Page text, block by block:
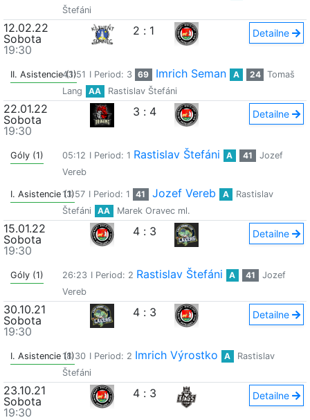
Štefáni
12.02.22
Sobota
19:30
2 : 1 Detailne
II. Asistencie (1)
43:51 I Period: 3 69 Imrich Seman A 24
Tomaš
Lang
AA Rastislav Štefáni
22.01.22
Sobota
19:30
3 : 4 Detailne
Góly (1) 05:12 I Period: 1 Rastislav Štefáni A 41
Jozef
Vereb
I. Asistencie (1)13:57 I Period: 1 41 Jozef Vereb A
Rastislav
Štefáni
AA Marek Oravec ml.
15.01.22
Sobota
19:30
4 : 3 Detailne
Góly (1) 26:23 I Period: 2 Rastislav Štefáni A 41
Jozef
Vereb
30.10.21
Sobota
19:30
4 : 3 Detailne
I. Asistencie (1)18:30 I Period: 2 Imrich Výrostko A
Rastislav
Štefáni
23.10.21
Sobota
19:30
4 : 3 Detailne